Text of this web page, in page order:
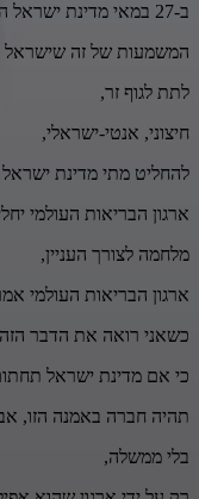
ב-27 במאי מדינת ישראל הולכת לחתום על אמנה של ארגון הבריאות העולמי.
המשמעות של זה שישראל
לתת לגוף זר,
חיצוני, אנטי-ישראלי,
להחליט מתי מדינת
ארגון הבריאות העולמי
מלחמה לצורך העניין,
ארגון הבריאות העולמי
כשאני רואה את הדבר
כי אם מדינת ישראל
תהיה חברה באמנה הזו,
בלי ממשלה,